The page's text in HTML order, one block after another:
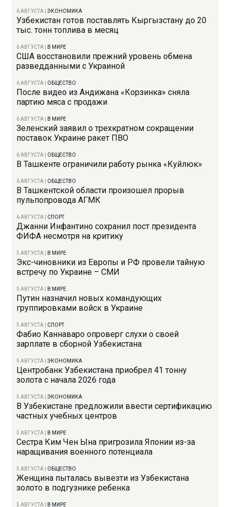
6 АВГУСТА |ЭКОНОМИКА
Узбекистан готов поставлять Кыргызстану до 20
тыс. тонн топлива в месяц
6 АВГУСТА В МИРЕ
США восстановили прежний уровень обмена
разведданными с Украиной
6 АВГУСТА ОБЩЕСТВО
После видео из Андижана «Корзинка» сняла
партию мяса с продажи
6 АВГУСТА В МИРЕ
Зеленский заявил о трехкратном сокращении
поставок Украине ракет ПВО
6 АВГУСТА ОБЩЕСТВО
В Ташкенте ограничили работу рынка «Куйлюк»
6 АВГУСТА ОБЩЕСТВО
В Ташкентской области произошел прорыв
пульпопровода АГМК
6 АВГУСТА СПОРТ
Джанни Инфантино сохранил пост президента
ФИФА несмотря на критику
5 АВГУСТА В МИРЕ
Экс-чиновники из Европы и РФ провели тайную
встречу по Украине – СМИ
5 АВГУСТА В МИРЕ
Путин назначил новых командующих
группировками войск в Украине
5 АВГУСТА СПОРТ
Фабио Каннаваро опроверг слухи о своей
зарплате в сборной Узбекистана
5 АВГУСТА |ЭКОНОМИКА
Центробанк Узбекистана приобрел 41 тонну
золота с начала 2026 года
5 АВГУСТА |ЭКОНОМИКА
В Узбекистане предложили ввести сертификацию
частных учебных центров
5 АВГУСТА В МИРЕ
Сестра Ким Чен Ына пригрозила Японии из-за
наращивания военного потенциала
5 АВГУСТА ОБЩЕСТВО
Женщина пыталась вывезти из Узбекистана
золото в подгузнике ребенка
5 АВГУСТА В МИРЕ